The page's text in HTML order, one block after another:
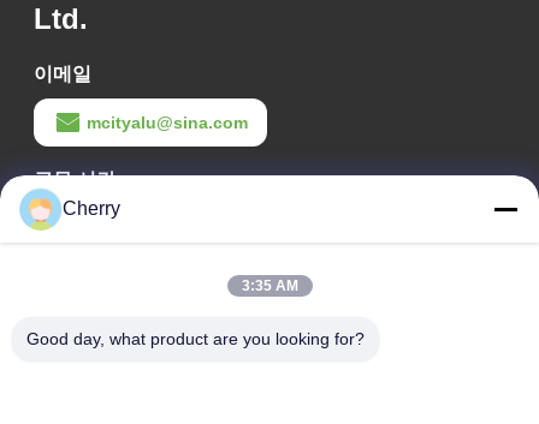
Ltd.
이메일
mcityalu@sina.com
근무 시간
8:00-22:00
헤구이 산업단지, 리슈이, 난하이 포산 광둥 P.R.중국
Cherry
3:35 AM
Good day, what product are you looking for?